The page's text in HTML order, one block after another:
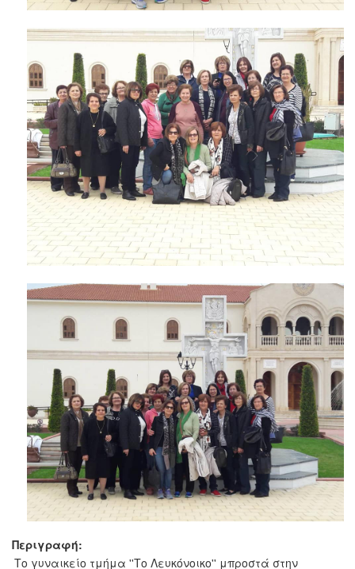
Περιγραφή:
Το γυναικείο τμήμα ''Το Λευκόνοικο'' μπροστά στην